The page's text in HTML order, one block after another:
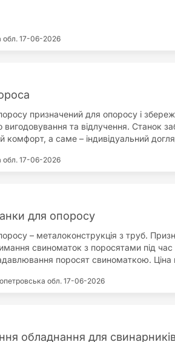
ціну, оперативне оформлення
і ви завжди залишитесь задоволені
обл. 17-06-2026
призначений для опоросу і
вигодовування та відлучення. Станок
комфорт, а саме – індивідуальний
їм вільний і безпечний доступ до
обл. 17-06-2026
для опоросу
– металоконструкція з труб.
свиноматок з поросятами під час
поросят свиноматкою. Ціна
обл. 17-06-2026
обладнання для